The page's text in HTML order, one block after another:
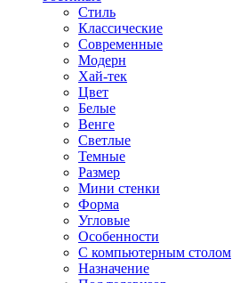
Стиль
Классические
Современные
Модерн
Хай-тек
Цвет
Белые
Венге
Светлые
Темные
Размер
Мини стенки
Форма
Угловые
Особенности
С компьютерным столом
Назначение